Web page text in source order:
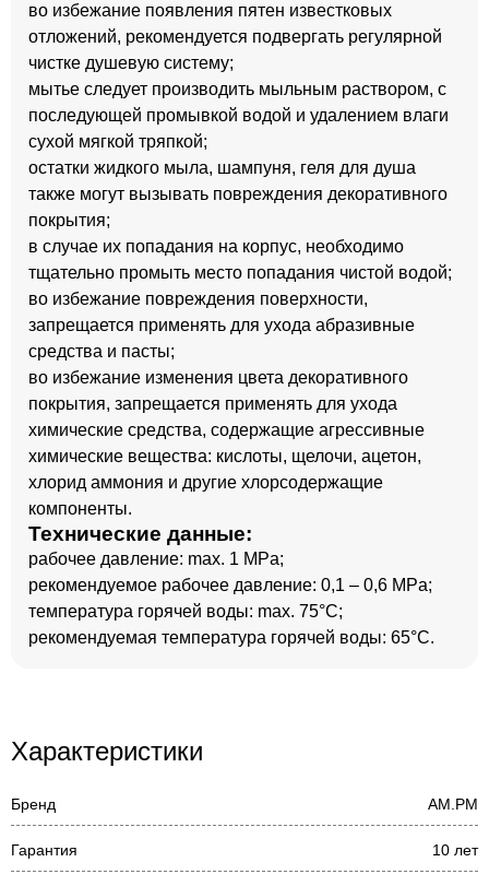
во избежание появления пятен известковых
отложений, рекомендуется подвергать регулярной
чистке душевую систему;
мытье следует производить мыльным раствором, с
последующей промывкой водой и удалением влаги
сухой мягкой тряпкой;
остатки жидкого мыла, шампуня, геля для душа
также могут вызывать повреждения декоративного
покрытия;
в случае их попадания на корпус, необходимо
тщательно промыть место попадания чистой водой;
во избежание повреждения поверхности,
запрещается применять для ухода абразивные
средства и пасты;
во избежание изменения цвета декоративного
покрытия, запрещается применять для ухода
химические средства, содержащие агрессивные
химические вещества: кислоты, щелочи, ацетон,
хлорид аммония и другие хлорсодержащие
компоненты.
Технические данные:
рабочее давление: max. 1 MPa;
рекомендуемое рабочее давление: 0,1 – 0,6 MPa;
температура горячей воды: max. 75°C;
рекомендуемая температура горячей воды: 65°C.
Характеристики
Бренд AM.PM
Гарантия 10 лет